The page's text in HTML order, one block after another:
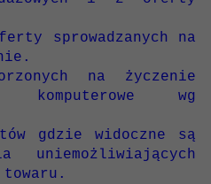
sprowadzanych na
na życzenie
komputerowe wg
gdzie widoczne są
uniemożliwiających
towaru.